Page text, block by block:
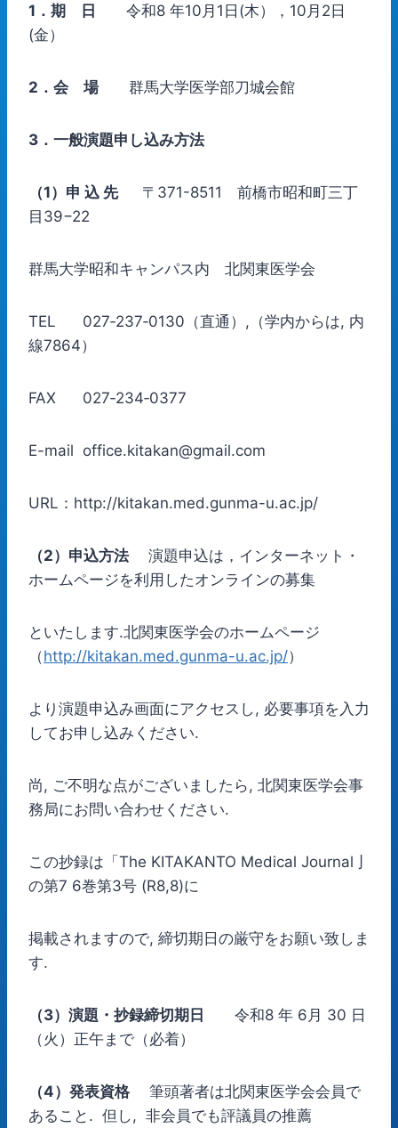
1 ．期 日 令和8 年10月1日(木），10月2日
(金）
2 ．会 場群馬大学医学部刀城会館
3 ．一般演題申し込み方法
（1）申 込 先〒371-8511 前橋市昭和町三丁
目39−22
群馬大学昭和キャンパス内 北関東医学会
TEL 027‐237‐0130（直通）,（学内からは, 内
線7864）
FAX 027‐234‐0377
E-mail office.kitakan@gmail.com
URL：http://kitakan.med.gunma-u.ac.jp/
（2）申込方法 演題申込は，インターネット・
ホームページを利用したオンラインの募集
といたします.北関東医学会のホームページ
（http://kitakan.med.gunma-u.ac.jp/）
より演題申込み画面にアクセスし, 必要事項を入力
してお申し込みください.
尚, ご不明な点がございましたら, 北関東医学会事
務局にお問い合わせください.
この抄録は「The KITAKANTO Medical Journal亅
の第7 6巻第3号 (R8,8)に
掲載されますので, 締切期日の厳守をお願い致しま
す.
（3）演題・抄録締切期日 令和8 年 6月 30 日
（火）正午まで（必着）
（4）発表資格 筆頭著者は北関東医学会会員で
あること. 但し, 非会員でも評議員の推薦